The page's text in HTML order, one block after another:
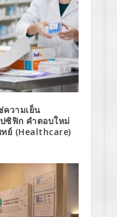
ความเย็น
ซิฟิก คำตอบใหม่
ย์ (Healthcare)